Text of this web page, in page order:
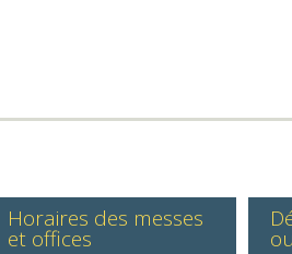
Horaires des messes
et offices